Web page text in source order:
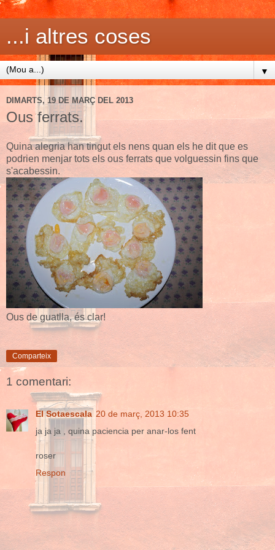
...i altres coses
▼
DIMARTS, 19 DE MARÇ DEL 2013
Ous ferrats.
Quina alegria han tingut els nens quan els he dit que es
podrien menjar tots els ous ferrats que volguessin fins que
s'acabessin.
Ous de guatlla, és clar!
Comparteix
1 comentari:
El Sotaescala 20 de març, 2013 10:35
ja ja ja , quina paciencia per anar-los fent
roser
Respon